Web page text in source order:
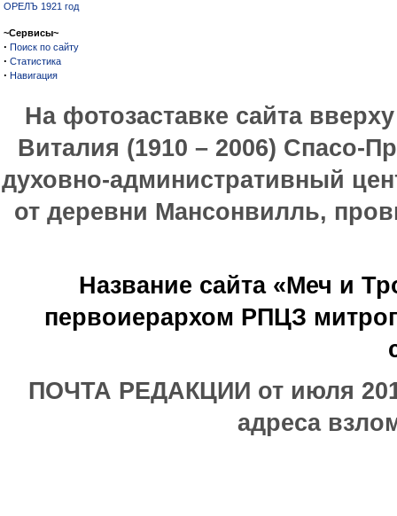
ОРЕЛЪ 1921 год
~Сервисы~
· Поиск по сайту
· Статистика
· Навигация
На фотозаставке сайта
Виталия (1910 – 2006) Спасо-
духовно-административный
от деревни Мансонвилль,
Название сайта «Меч и
первоиерархом РПЦЗ
ПОЧТА РЕДАКЦИИ от июля
адреса